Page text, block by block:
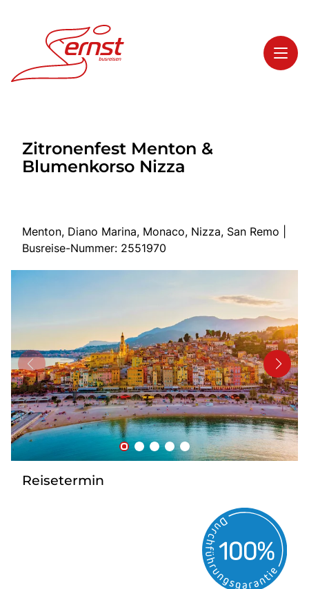
Highlights
Service
Zitronenfest Menton &
Blumenkorso Nizza
Menton, Diano Marina, Monaco, Nizza, San Remo |
Busreise-Nummer: 2551970
Reisetermin